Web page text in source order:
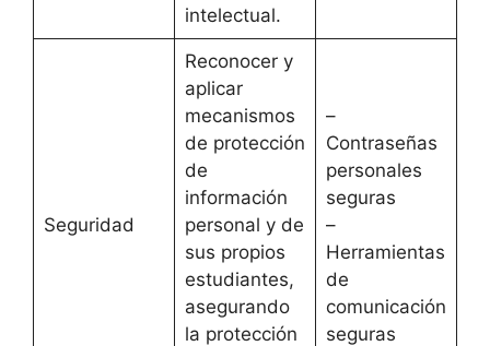
intelectual.
Seguridad
Reconocer y
aplicar
mecanismos
de protección
de
información
personal y de
sus propios
estudiantes,
asegurando
la protección
–
Contraseñas
personales
seguras
–
Herramientas
de
comunicación
seguras